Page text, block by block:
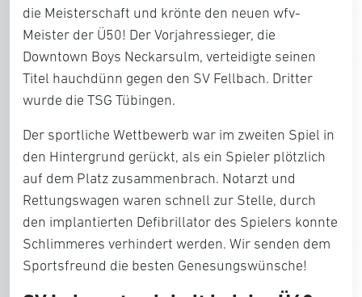
die Meisterschaft und krönte den neuen wfv-
Meister der Ü50! Der Vorjahressieger, die
Downtown Boys Neckarsulm, verteidigte seinen
Titel hauchdünn gegen den SV Fellbach. Dritter
wurde die TSG Tübingen.
Der sportliche Wettbewerb war im zweiten Spiel in
den Hintergrund gerückt, als ein Spieler plötzlich
auf dem Platz zusammenbrach. Notarzt und
Rettungswagen waren schnell zur Stelle, durch
den implantierten Defibrillator des Spielers konnte
Schlimmeres verhindert werden. Wir senden dem
Sportsfreund die besten Genesungswünsche!